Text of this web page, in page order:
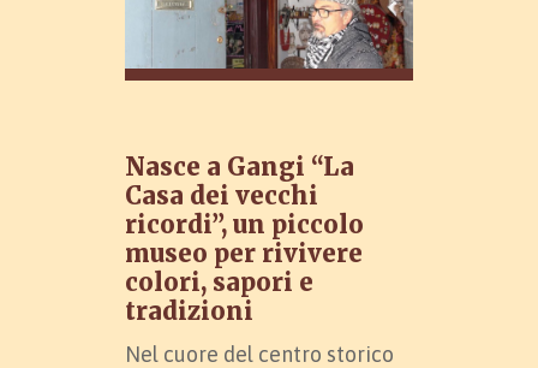
Nasce a Gangi “La
Casa dei vecchi
ricordi”, un piccolo
museo per rivivere
colori, sapori e
tradizioni
Nel cuore del centro storico